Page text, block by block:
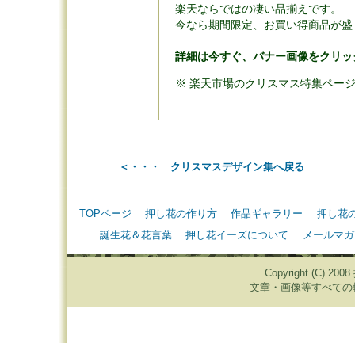
楽天ならではの凄い品揃えです。
今なら期間限定、お買い得商品が
詳細は今すぐ、バナー画像をクリ
※ 楽天市場のクリスマス特集ペー
＜・・・ クリスマスデザイン集へ戻る
TOPページ 押し花の作り方 作品ギャラリー
押し花
誕生花＆花言葉
押し花イーズについて メールマ
Copyright (C)
文章・画像等すべて